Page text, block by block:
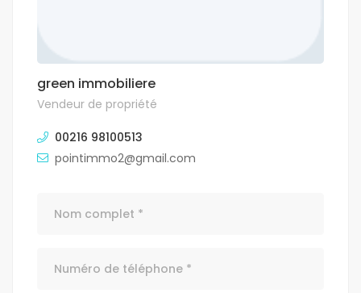
green immobiliere
Vendeur de propriété
00216 98100513
pointimmo2@gmail.com